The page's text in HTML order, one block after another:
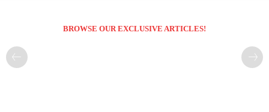
BROWSE OUR EXCLUSIVE ARTICLES!